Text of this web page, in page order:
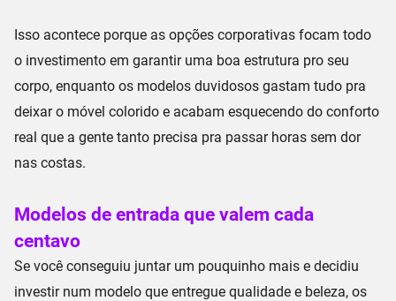
Isso acontece porque as opções corporativas focam todo
o investimento em garantir uma boa estrutura pro seu
corpo, enquanto os modelos duvidosos gastam tudo pra
deixar o móvel colorido e acabam esquecendo do conforto
real que a gente tanto precisa pra passar horas sem dor
nas costas.
Modelos de entrada que valem cada
centavo
Se você conseguiu juntar um pouquinho mais e decidiu
investir num modelo que entregue qualidade e beleza, os